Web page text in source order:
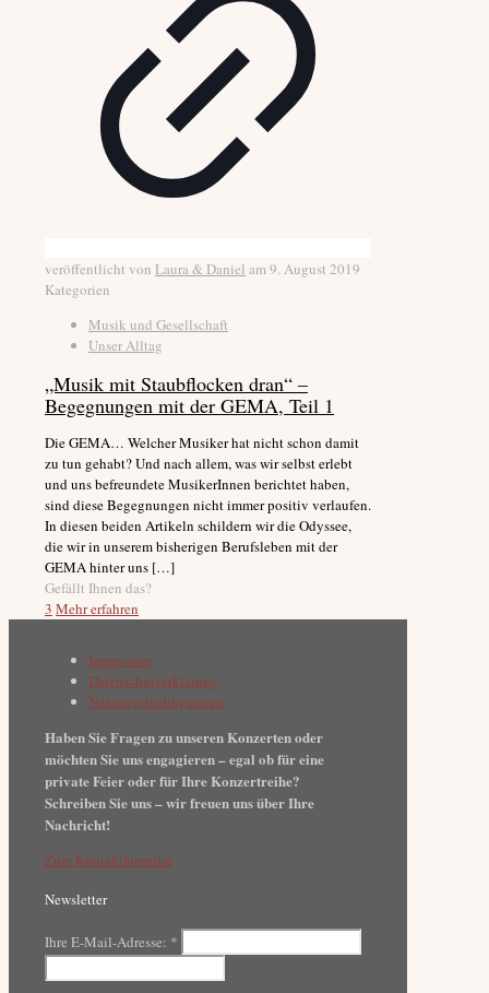
veröffentlicht von Laura & Daniel am9. August 2019
Kategorien
Musik und Gesellschaft
Unser Alltag
„Musik mit Staubflocken dran“ –
Begegnungen mit der GEMA, Teil 1
Die GEMA… Welcher Musiker hat nicht schon damit
zu tun gehabt? Und nach allem, was wir selbst erlebt
und uns befreundete MusikerInnen berichtet haben,
sind diese Begegnungen nicht immer positiv verlaufen.
In diesen beiden Artikeln schildern wir die Odyssee,
die wir in unserem bisherigen Berufsleben mit der
GEMA hinter uns […]
Gefällt Ihnen das?
3 Mehr erfahren
Impressum
Datenschutzerklärung
Nutzungsbedingungen
Haben Sie Fragen zu unseren Konzerten oder
möchten Sie uns engagieren – egal ob für eine
private Feier oder für Ihre Konzertreihe?
Schreiben Sie uns – wir freuen uns über Ihre
Nachricht!
Zum Kontaktformular
Newsletter
Ihre E-Mail-Adresse: *